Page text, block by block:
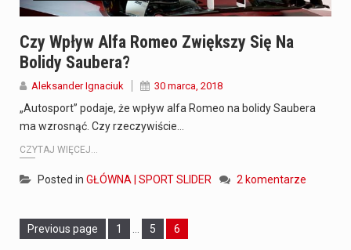
Czy Wpływ Alfa Romeo Zwiększy Się Na
Bolidy Saubera?
Aleksander Ignaciuk 30 marca, 2018
„Autosport” podaje, że wpływ alfa Romeo na bolidy Saubera
ma wzrosnąć. Czy rzeczywiście…
CZYTAJ WIĘCEJ...
Posted in GŁÓWNA | SPORT SLIDER 2 komentarze
Previous page Page
1 Page
5 Page
6